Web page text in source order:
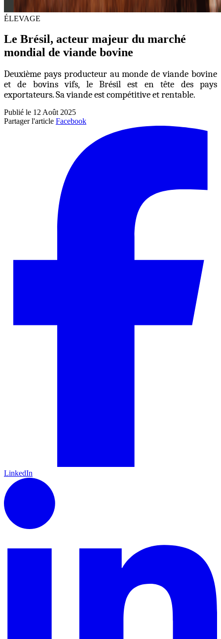
ÉLEVAGE
Le Brésil, acteur majeur du marché
mondial de viande bovine
Deuxième pays producteur au monde de viande bovine
et de bovins vifs, le Brésil est en tête des pays
exportateurs. Sa viande est compétitive et rentable.
Publié le 12 Août 2025
Partager l'article Facebook
LinkedIn